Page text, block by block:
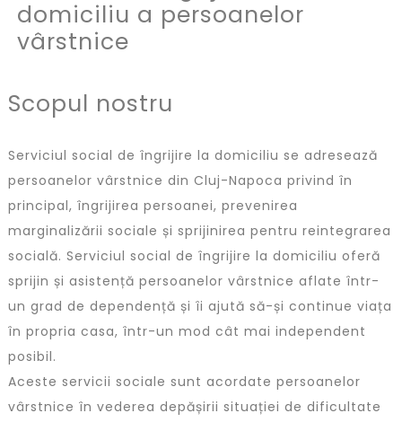
domiciliu a persoanelor
vârstnice
Scopul nostru
Serviciul social de îngrijire la domiciliu se adresează
persoanelor vârstnice din Cluj-Napoca privind în
principal, îngrijirea persoanei, prevenirea
marginalizării sociale și sprijinirea pentru reintegrarea
socială. Serviciul social de îngrijire la domiciliu oferă
sprijin și asistență persoanelor vârstnice aflate într-
un grad de dependență și îi ajută să-și continue viața
în propria casa, într-un mod cât mai independent
posibil.
Aceste servicii sociale sunt acordate persoanelor
vârstnice în vederea depășirii situației de dificultate